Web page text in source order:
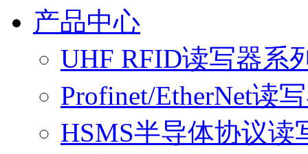
产品中心
UHF RFID读写器系
Profinet/EtherNet读
HSMS半导体协议读